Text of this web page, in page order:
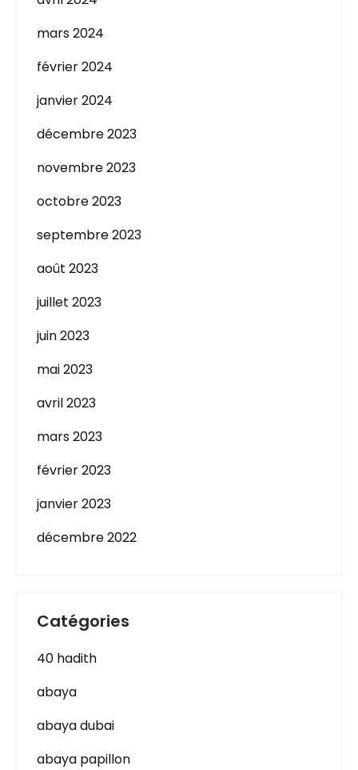
mars 2024
février 2024
janvier 2024
décembre 2023
novembre 2023
octobre 2023
septembre 2023
août 2023
juillet 2023
juin 2023
mai 2023
avril 2023
mars 2023
février 2023
janvier 2023
décembre 2022
Catégories
40 hadith
abaya
abaya dubai
abaya papillon